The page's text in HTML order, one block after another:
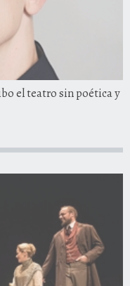
el teatro sin poética y